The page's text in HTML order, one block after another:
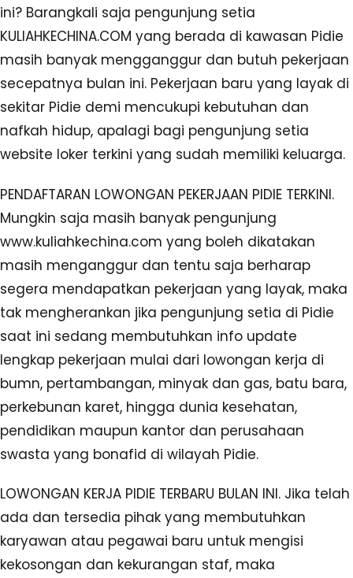
ini? Barangkali saja pengunjung setia
KULIAHKECHINA.COM yang berada di kawasan Pidie
masih banyak mengganggur dan butuh pekerjaan
secepatnya bulan ini. Pekerjaan baru yang layak di
sekitar Pidie demi mencukupi kebutuhan dan
nafkah hidup, apalagi bagi pengunjung setia
website loker terkini yang sudah memiliki keluarga.
PENDAFTARAN LOWONGAN PEKERJAAN PIDIE TERKINI.
Mungkin saja masih banyak pengunjung
www.kuliahkechina.com yang boleh dikatakan
masih menganggur dan tentu saja berharap
segera mendapatkan pekerjaan yang layak, maka
tak mengherankan jika pengunjung setia di Pidie
saat ini sedang membutuhkan info update
lengkap pekerjaan mulai dari lowongan kerja di
bumn, pertambangan, minyak dan gas, batu bara,
perkebunan karet, hingga dunia kesehatan,
pendidikan maupun kantor dan perusahaan
swasta yang bonafid di wilayah Pidie.
LOWONGAN KERJA PIDIE TERBARU BULAN INI. Jika telah
ada dan tersedia pihak yang membutuhkan
karyawan atau pegawai baru untuk mengisi
kekosongan dan kekurangan staf, maka